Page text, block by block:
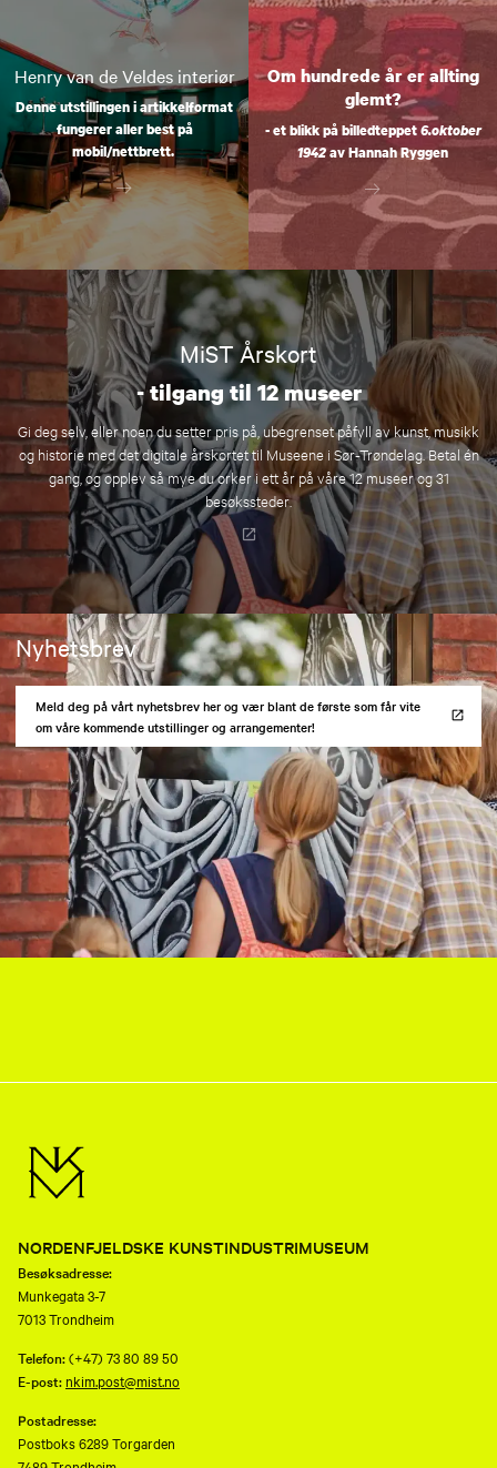
Henry van de Veldes interiør
Denne utstillingen i artikkelformat
fungerer aller best på
mobil/nettbrett.
Om hundrede år er allting
glemt?
- et blikk på billedteppet6.oktober
1942av Hannah Ryggen
MiST Årskort
- tilgang til 12 museer
Gi deg selv, eller noen du setter pris på, ubegrenset påfyll av kunst, musikk
og historie med det digitale årskortet til Museene i Sør-Trøndelag. Betal én
gang, og opplev så mye du orker i ett år på våre 12 museer og 31
besøkssteder.
Nyhetsbrev
Meld deg på vårt nyhetsbrev her og vær blant de første som får vite
om våre kommende utstillinger og arrangementer!
NORDENFJELDSKE KUNSTINDUSTRIMUSEUM
Besøksadresse:
Munkegata 3-7
7013 Trondheim
Telefon:(+47) 73 80 89 50
E-post: nkim.post@mist.no
Postadresse:
Postboks 6289 Torgarden